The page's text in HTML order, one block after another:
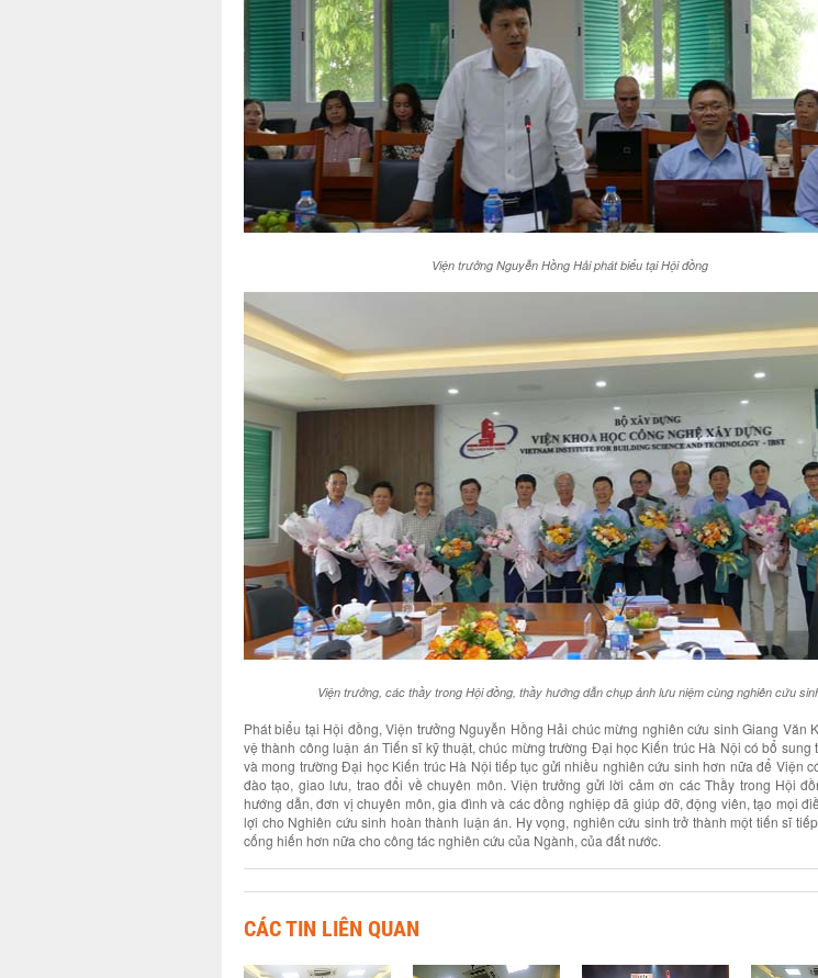
Viện trưởng Nguyễn Hồng Hải phát biểu tại Hội đồng
Viện trưởng, các thầy trong Hội đồng, thầy hướng dẫn chụp ảnh lưu niệm cùng nghiên cứu
Phát biểu tại Hội đồng, Viện trưởng Nguyễn Hồng Hải chúc mừng nghiên cứu sinh Giang Văn
vệ thành công luận án Tiến sĩ kỹ thuật, chúc mừng trường Đại học Kiến trúc Hà Nội có bổ sung
và mong trường Đại học Kiến trúc Hà Nội tiếp tục gửi nhiều nghiên cứu sinh hơn nữa để Viện
đào tạo, giao lưu, trao đổi về chuyên môn. Viện trưởng gửi lời cảm ơn các Thầy trong Hội
hướng dẫn, đơn vị chuyên môn, gia đình và các đồng nghiệp đã giúp đỡ, động viên, tạo mọi
lợi cho Nghiên cứu sinh hoàn thành luận án. Hy vọng, nghiên cứu sinh trở thành một tiến sĩ
cống hiến hơn nữa cho công tác nghiên cứu của Ngành, của đất nước.
CÁC TIN LIÊN QUAN